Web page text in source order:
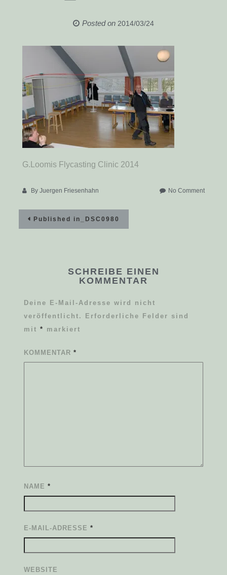
Posted on 2014/03/24
G.Loomis Flycasting Clinic 2014
ByJuergen Friesenhahn No Commenton
Beitragsnavigation
Published in _DSC0980
SCHREIBE EINEN
KOMMENTAR
Deine E-Mail-Adresse wird nicht
veröffentlicht.
Erforderliche Felder sind
mit* markiert
KOMMENTAR*
NAME*
E-MAIL-ADRESSE*
WEBSITE